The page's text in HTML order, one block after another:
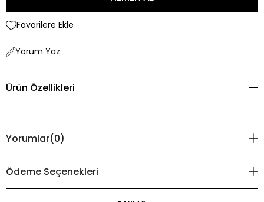
Favorilere Ekle
Yorum Yaz
Ürün Özellikleri
Yorumlar(0)
Ödeme Seçenekleri